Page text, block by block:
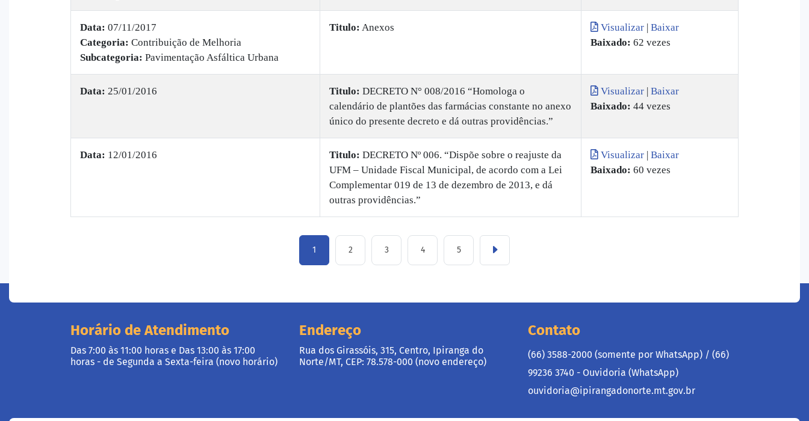
Data: 07/11/2017
Categoria: Contribuição de Melhoria
Subcategoria: Pavimentação Asfáltica Urbana
Titulo: Anexos Visualizar | Baixar
Baixado: 62 vezes
Data: 25/01/2016 Titulo: DECRETO N° 008/2016 “Homologa o
calendário de plantões das farmácias constante no anexo
único do presente decreto e dá outras providências.”
Visualizar | Baixar
Baixado: 44 vezes
Data: 12/01/2016 Titulo: DECRETO Nº 006. “Dispõe sobre o reajuste da
UFM – Unidade Fiscal Municipal, de acordo com a Lei
Complementar 019 de 13 de dezembro de 2013, e dá
outras providências.”
Visualizar | Baixar
Baixado: 60 vezes
1 2 3 4 5
Horário de Atendimento
Das 7:00 às 11:00 horas e Das 13:00 às 17:00
horas - de Segunda a Sexta-feira (novo horário)
Endereço
Rua dos Girassóis, 315, Centro, Ipiranga do
Norte/MT, CEP: 78.578-000 (novo endereço)
Contato
(66) 3588-2000 (somente por WhatsApp) / (66)
99236 3740 - Ouvidoria (WhatsApp)
ouvidoria@ipirangadonorte.mt.gov.br